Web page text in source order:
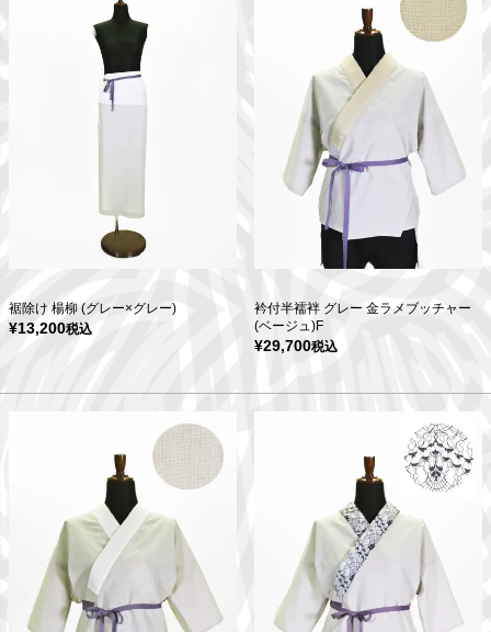
裾除け 楊柳 (グレー×グレー)
¥13,200税込
衿付半襦袢 グレー 金ラメブッチャー
(ベージュ)F
¥29,700税込